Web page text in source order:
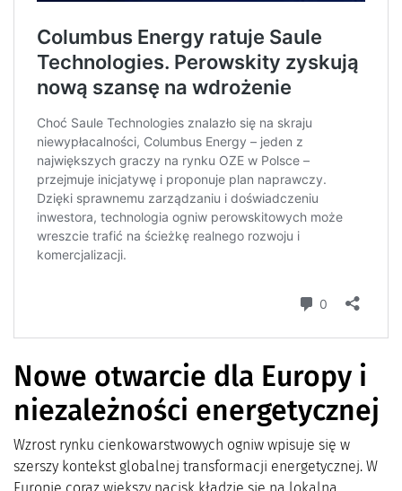
Nowe otwarcie dla Europy i
niezależności energetycznej
Wzrost rynku cienkowarstwowych ogniw wpisuje się w
szerszy kontekst globalnej transformacji energetycznej. W